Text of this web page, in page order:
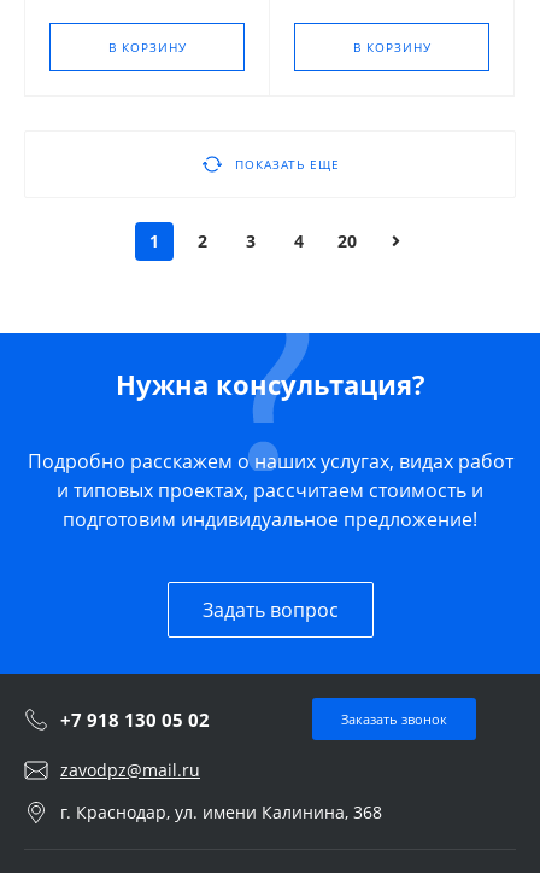
В КОРЗИНУ В КОРЗИНУ
ПОКАЗАТЬ ЕЩЕ
1 2 3 4 20
Нужна консультация?
Подробно расскажем о наших услугах, видах работ
и типовых проектах, рассчитаем стоимость и
подготовим индивидуальное предложение!
Задать вопрос
+7 918 130 05 02 Заказать звонок
zavodpz@mail.ru
г. Краснодар, ул. имени Калинина, 368